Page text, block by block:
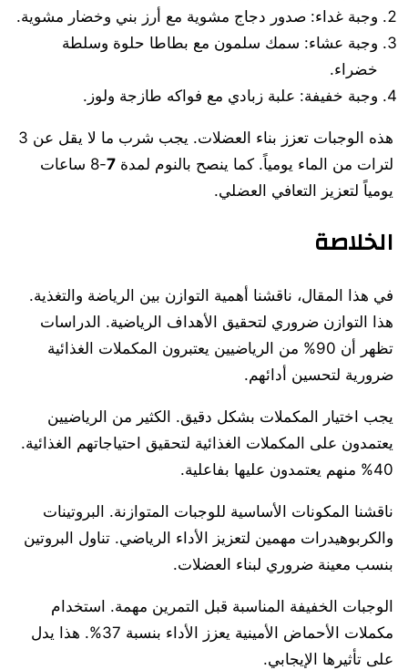
وجبة غداء: صدور دجاج مشوية مع أرز بني وخضار مشوية.
وجبة عشاء: سمك سلمون مع بطاطا حلوة وسلطة
خضراء.
وجبة خفيفة: علبة زبادي مع فواكه طازجة ولوز.
هذه الوجبات تعزز بناء العضلات. يجب شرب ما لا يقل عن 3
لترات من الماء يومياً. كما ينصح بالنوم لمدة 7
-8 ساعات
يومياً لتعزيز التعافي العضلي.
الخلاصة
في هذا المقال، ناقشنا أهمية التوازن بين الرياضة والتغذية.
هذا التوازن ضروري لتحقيق الأهداف الرياضية. الدراسات
تظهر أن 90% من الرياضيين يعتبرون المكملات الغذائية
ضرورية لتحسين أدائهم.
يجب اختيار المكملات بشكل دقيق. الكثير من الرياضيين
يعتمدون على المكملات الغذائية لتحقيق احتياجاتهم الغذائية.
40% منهم يعتمدون عليها بفاعلية.
ناقشنا المكونات الأساسية للوجبات المتوازنة. البروتينات
والكربوهيدرات مهمين لتعزيز الأداء الرياضي. تناول البروتين
بنسب معينة ضروري لبناء العضلات.
الوجبات الخفيفة المناسبة قبل التمرين مهمة. استخدام
مكملات الأحماض الأمينية يعزز الأداء بنسبة 37%. هذا يدل
على تأثيرها الإيجابي.